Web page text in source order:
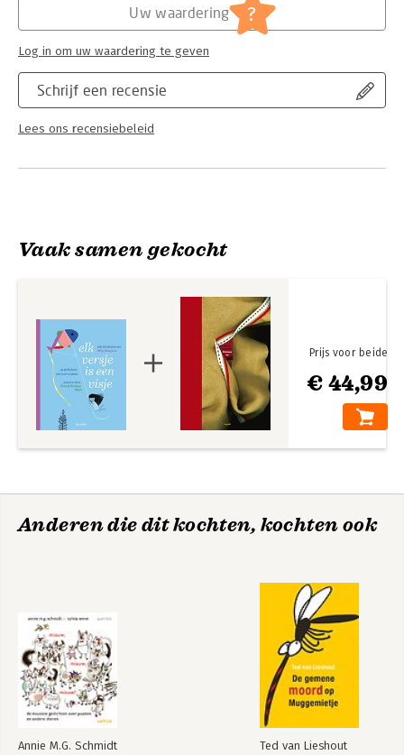
Schrijf een recensie
Lees ons recensiebeleid
Uw waardering ?
Log in om uw waardering te geven
Vaak samen gekocht
€ 44,99
Prijs voor beide
Anderen die dit kochten, kochten ook
Annie M.G. Schmidt Ted van Lieshout